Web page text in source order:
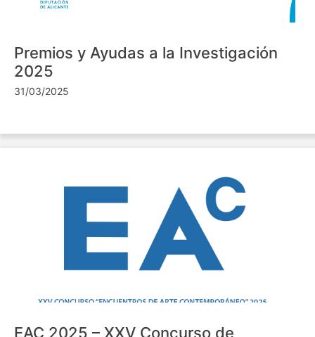
Premios y Ayudas a la Investigación
2025
31/03/2025
EAC 2025 – XXV Concurso de